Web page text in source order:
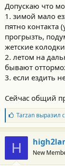
Допускаю что
1. зимой мало
пятно контакта
прогрызть,
жетские
2. летом на
бывают
3. если ездить
Сейчас общий
Б
л
а
г
о
а
Tarzanвыразил
H New